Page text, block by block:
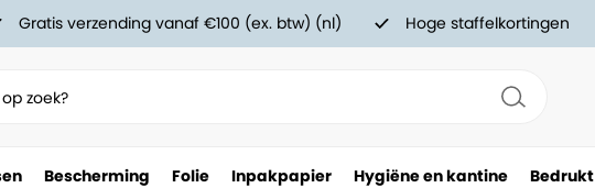
Gratis verzending vanaf €100 (ex. btw) (nl) Hoge staffelkortingen
Bescherming Folie Inpakpapier Hygiëne en kantine Bedrukt